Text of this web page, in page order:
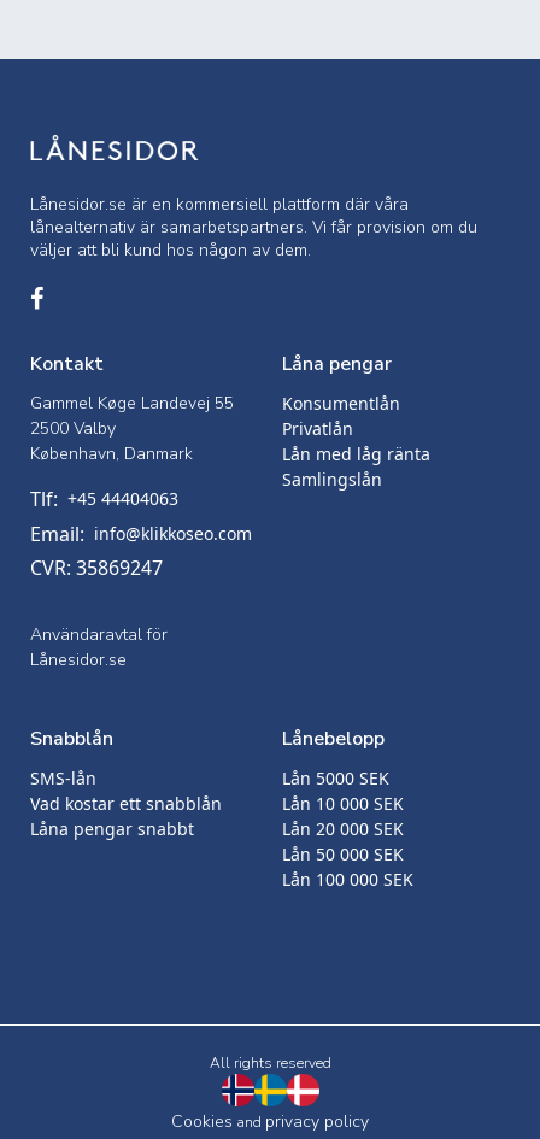
Lånesidor.se är en kommersiell plattform där våra
lånealternativ är samarbetspartners. Vi får provision om du
väljer att bli kund hos någon av dem.
Kontakt
Gammel Køge Landevej 55
2500 Valby
København, Danmark
Tlf: +45 44404063
Email: info@klikkoseo.com
CVR: 35869247
Användaravtal för
Lånesidor.se
Låna pengar
Konsumentlån
Privatlån
Lån med låg ränta
Samlingslån
Snabblån
SMS-lån
Vad kostar ett snabblån
Låna pengar snabbt
Lånebelopp
Lån 5000 SEK
Lån 10 000 SEK
Lån 20 000 SEK
Lån 50 000 SEK
Lån 100 000 SEK
All rights reserved
Cookies and privacy policy